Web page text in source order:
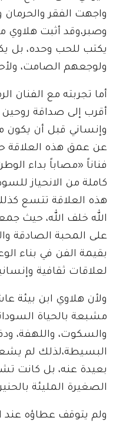
واجهت الفقر
وصبر،وقد أثبت هلاوي
يكتب للحب وحده، بل
ولوجعهم الصامت،
أما تجربته مع الفنان
أقرب إلى صداقة
وإنساني قبل أن يكون
عن عمق هذه العلاقة
فناناً «مصاباً بداء
كاملة من الانحياز
هذه العلاقة تتسع
الله خلف الله، حيث
على المحبة الصادقة
بقيمة الفن في بناء
لعلاقات ثقافية
ولأن هلاوي ابن بيئة
مشبعة بالحياة
والسكوت، واللهفة،
البسيطة،لذلك لم
بعيدة عنه، بل كانت
الصغيرة المليئة
ولم يتوقف عطاؤه عند